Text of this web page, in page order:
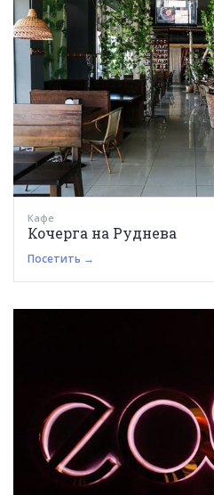
Кафе
Кочерга на Руднева
Посетить →